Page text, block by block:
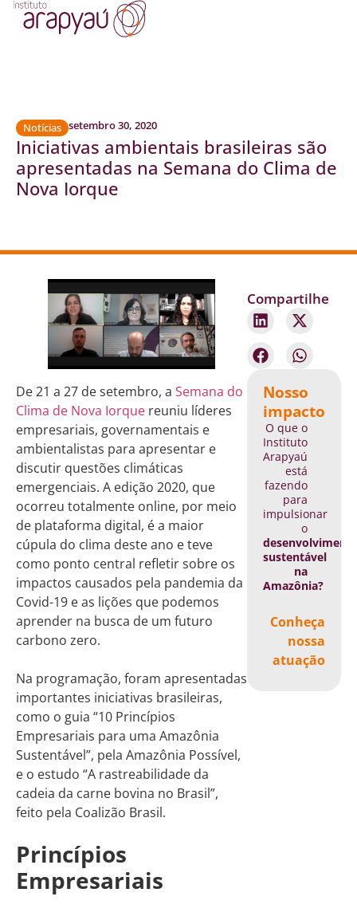
Notícias setembro 30, 2020
Iniciativas ambientais brasileiras são
apresentadas na Semana do Clima de
Nova Iorque
Compartilhe
Nosso
impacto
O que o
Instituto
Arapyaú
está
fazendo
para
impulsionar
o
sustentável
na
Amazônia?
Conheça
nossa
atuação
De 21 a 27 de setembro, a Semana do
Clima de Nova Iorque reuniu líderes
empresariais, governamentais e
ambientalistas para apresentar e
discutir questões climáticas
emergenciais. A edição 2020, que
ocorreu totalmente online, por meio
de plataforma digital, é a maior
cúpula do clima deste ano e teve
como ponto central refletir sobre os
impactos causados pela pandemia da
Covid-19 e as lições que podemos
aprender na busca de um futuro
carbono zero.
Na programação, foram apresentadas
importantes iniciativas brasileiras,
como o guia “10 Princípios
Empresariais para uma Amazônia
Sustentável”, pela Amazônia Possível,
e o estudo “A rastreabilidade da
cadeia da carne bovina no Brasil”,
feito pela Coalizão Brasil.
Princípios
Empresariais